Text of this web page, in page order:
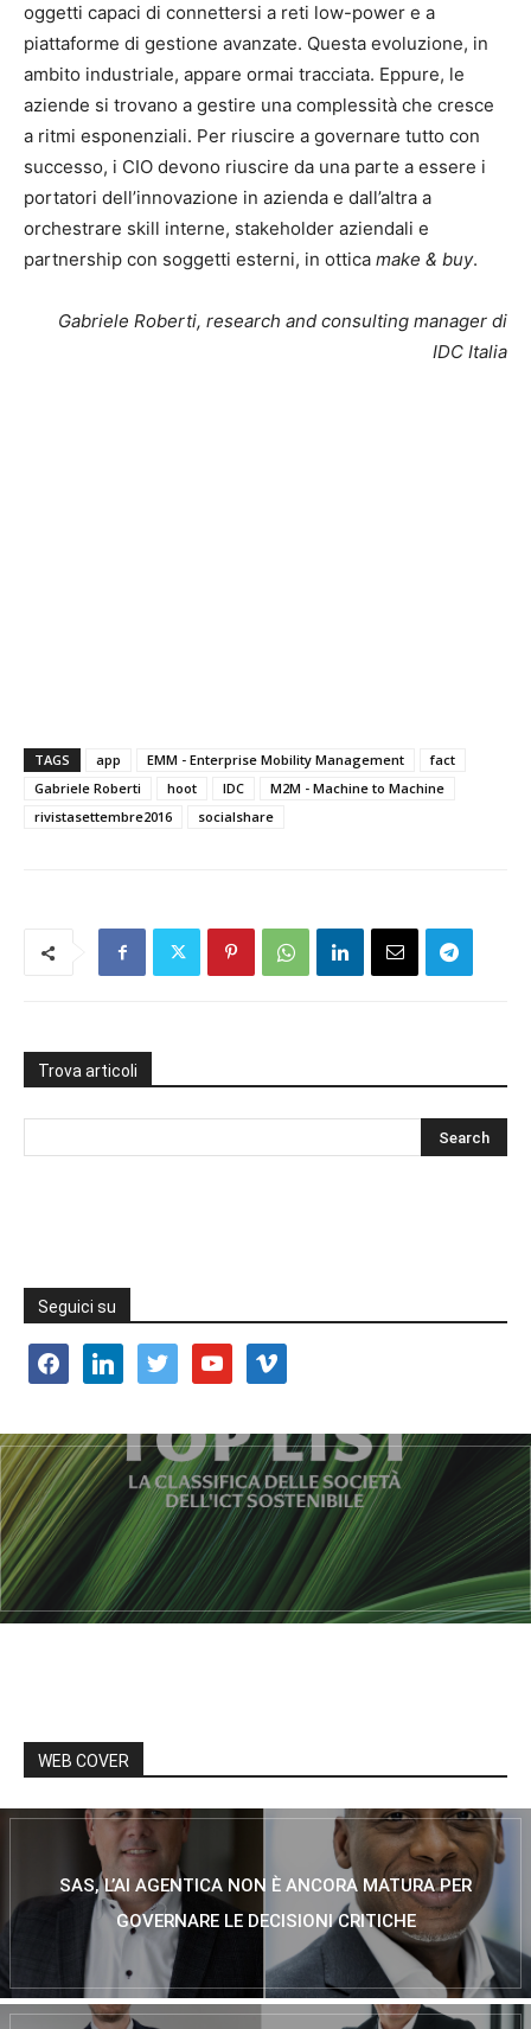
oggetti capaci di connettersi a reti low-power e a
piattaforme di gestione avanzate. Questa evoluzione, in
ambito industriale, appare ormai tracciata. Eppure, le
aziende si trovano a gestire una complessità che cresce
a ritmi esponenziali. Per riuscire a governare tutto con
successo, i CIO devono riuscire da una parte a essere i
portatori dell’innovazione in azienda e dall’altra a
orchestrare skill interne, stakeholder aziendali e
partnership con soggetti esterni, in ottica make & buy.
Gabriele Roberti, research and consulting manager di
IDC Italia
TAGS app EMM - Enterprise Mobility Management
fact
Gabriele Roberti
hoot IDC
M2M - Machine to Machine
rivistasettembre2016
socialshare
Trova articoli
Seguici su
facebooklinkedin twitter youtube vimeo
WEB COVER
SAS, L’AI AGENTICA NON È ANCORA MATURA PER
GOVERNARE LE DECISIONI CRITICHE